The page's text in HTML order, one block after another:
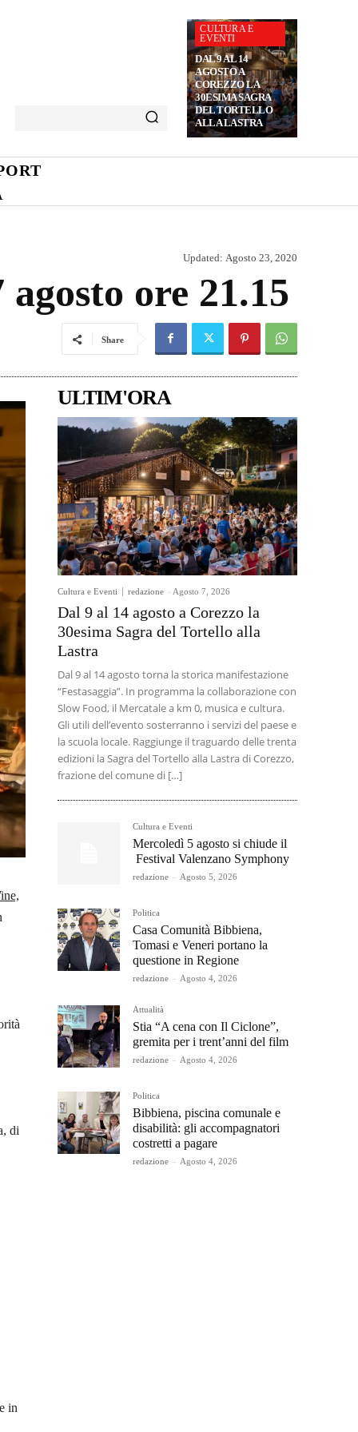
CULTURA E
EVENTI
DAL 9 AL 14
AGOSTO A
COREZZO LA
30ESIMA SAGRA
DEL TORTELLO
ALLA LASTRA
Updated: Agosto 23, 2020
ore 21.15
Share
di
in
ULTIM'ORA
Cultura e Eventi redazione - Agosto 7, 2026
Dal 9 al 14 agosto a Corezzo la
30esima Sagra del Tortello alla
Lastra
Dal 9 al 14 agosto torna la storica manifestazione
“Festasaggia”. In programma la collaborazione con
Slow Food, il Mercatale a km 0, musica e cultura.
Gli utili dell’evento sosterranno i servizi del paese e
la scuola locale. Raggiunge il traguardo delle trenta
edizioni la Sagra del Tortello alla Lastra di Corezzo,
frazione del comune di […]
Cultura e Eventi
Mercoledì 5 agosto si chiude il
Festival Valenzano Symphony
redazione - Agosto 5, 2026
Politica
Casa Comunità Bibbiena,
Tomasi e Veneri portano la
questione in Regione
redazione - Agosto 4, 2026
Attualità
Stia “A cena con Il Ciclone”,
gremita per i trent’anni del film
redazione - Agosto 4, 2026
Politica
Bibbiena, piscina comunale e
disabilità: gli accompagnatori
costretti a pagare
redazione - Agosto 4, 2026